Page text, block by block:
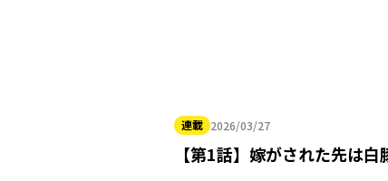
連載 2026/03/27
2026年03月27日
【第1話】 嫁がされた先は白